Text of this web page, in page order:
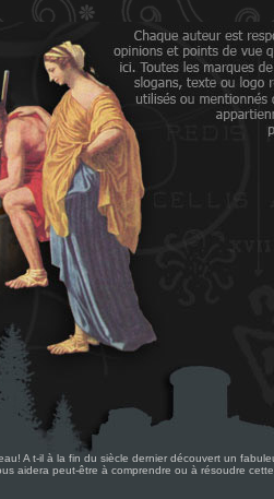
A t-il à la fin du siècle dernier découvert un
aidera peut-être à comprendre ou à résoudre cette